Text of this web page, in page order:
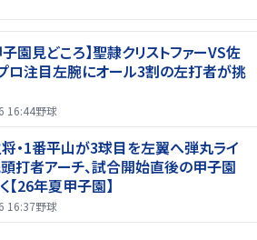
子園見どころ】聖隷クリストファーVS佐
ロ注目左腕にオール3割の左打者が挑
16:44野球
・1番平山が3球目を左翼へ弾丸ライ
打者アーチ、試合開始直後の甲子園
【26年夏甲子園】
16:37野球